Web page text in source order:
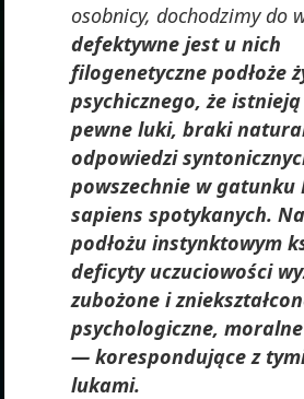
osobnicy, dochodzimy do
defektywne jest u nich
filogenetyczne podłoże
psychicznego, że
pewne luki, braki
odpowiedzi
powszechnie w gatunku
sapiens spotykanych.
podłożu instynktowym
deficyty uczuciowości
zubożone i
psychologiczne,
— korespondujące z
lukami.